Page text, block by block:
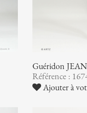
Guéridon
Référence :
Ajouter à